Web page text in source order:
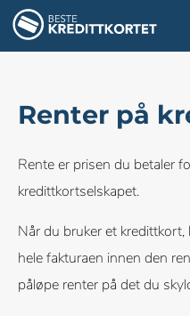
Renter på
Rente er prisen du betaler
kredittkortselskapet.
Når du bruker et
hele fakturaen innen den
påløpe renter på det du